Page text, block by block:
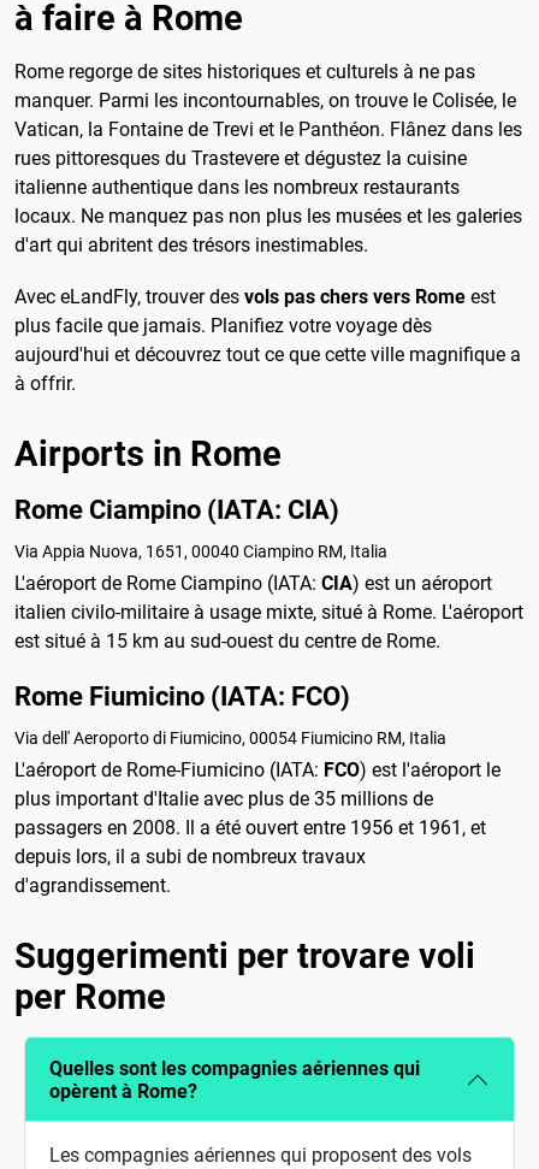
à faire à Rome
Rome regorge de sites historiques et culturels à ne pas
manquer. Parmi les incontournables, on trouve le Colisée, le
Vatican, la Fontaine de Trevi et le Panthéon. Flânez dans les
rues pittoresques du Trastevere et dégustez la cuisine
italienne authentique dans les nombreux restaurants
locaux. Ne manquez pas non plus les musées et les galeries
d'art qui abritent des trésors inestimables.
Avec eLandFly, trouver des vols pas chers vers Rome est
plus facile que jamais. Planifiez votre voyage dès
aujourd'hui et découvrez tout ce que cette ville magnifique a
à offrir.
Airports in Rome
Rome Ciampino (IATA: CIA)
Via Appia Nuova, 1651, 00040 Ciampino RM, Italia
L'aéroport de Rome Ciampino (IATA: CIA) est un aéroport
italien civilo-militaire à usage mixte, situé à Rome. L'aéroport
est situé à 15 km au sud-ouest du centre de Rome.
Rome Fiumicino (IATA: FCO)
Via dell' Aeroporto di Fiumicino, 00054 Fiumicino RM, Italia
L'aéroport de Rome-Fiumicino (IATA: FCO) est l'aéroport le
plus important d'Italie avec plus de 35 millions de
passagers en 2008. Il a été ouvert entre 1956 et 1961, et
depuis lors, il a subi de nombreux travaux
d'agrandissement.
Suggerimenti per trovare voli
per Rome
Quelles sont les compagnies aériennes qui
opèrent à Rome?
Les compagnies aériennes qui proposent des vols